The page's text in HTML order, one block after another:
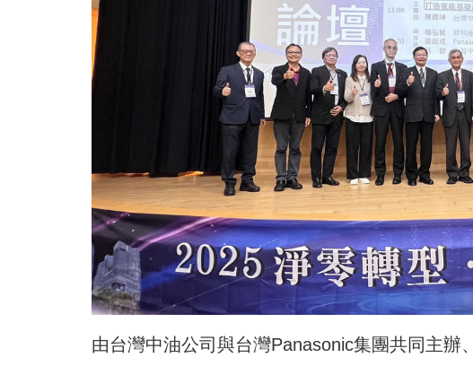
由台灣中油公司與台灣Panasonic集團共同主